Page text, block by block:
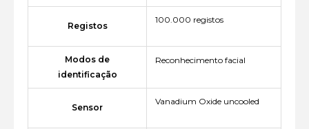
Registos
100.000 registos
Modos de
identificação
Reconhecimento facial
Sensor
Vanadium Oxide uncooled